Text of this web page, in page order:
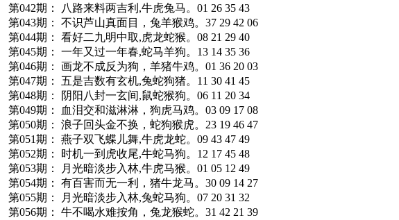
第042期： 八路来料两吉利,牛虎兔马。01 26 35 43
第043期： 不识芦山真面目，兔羊猴鸡。37 29 42 06
第044期： 看好二九明中取,虎龙蛇猴。08 21 29 40
第045期： 一年又过一年春,蛇马羊狗。13 14 35 36
第046期： 画龙不成反为狗，羊猪牛鸡。01 36 20 03
第047期： 五是吉数有玄机,兔蛇狗猪。11 30 41 45
第048期： 阴阳八封一玄间,鼠蛇猴狗。06 11 20 34
第049期： 血泪交和滋淋淋，狗虎马鸡。03 09 17 08
第050期： 浪子回头金不换，蛇狗猴虎。23 19 46 47
第051期： 燕子双飞蝶儿舞,牛虎龙蛇。09 43 47 49
第052期： 时机一到虎收尾,牛蛇马狗。12 17 45 48
第053期： 月光暗淡步入林,牛虎马猴。01 05 12 49
第054期： 有百害而无一利，猪牛龙马。30 09 14 27
第055期： 月光暗淡步入林,兔蛇马狗。07 20 31 32
第056期： 牛不喝水难按角，兔龙猴蛇。31 42 21 39